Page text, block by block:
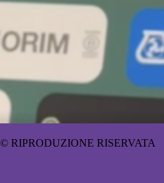
© RIPRODUZIONE RISERVATA